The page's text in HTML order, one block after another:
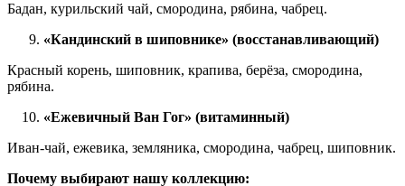
Бадан, курильский чай, смородина, рябина, чабрец.
«Кандинский в шиповнике» (восстанавливающий)
Красный корень, шиповник, крапива, берёза, смородина,
рябина.
«Ежевичный Ван Гог» (витаминный)
Иван-чай, ежевика, земляника, смородина, чабрец, шиповник.
Почему выбирают нашу коллекцию: